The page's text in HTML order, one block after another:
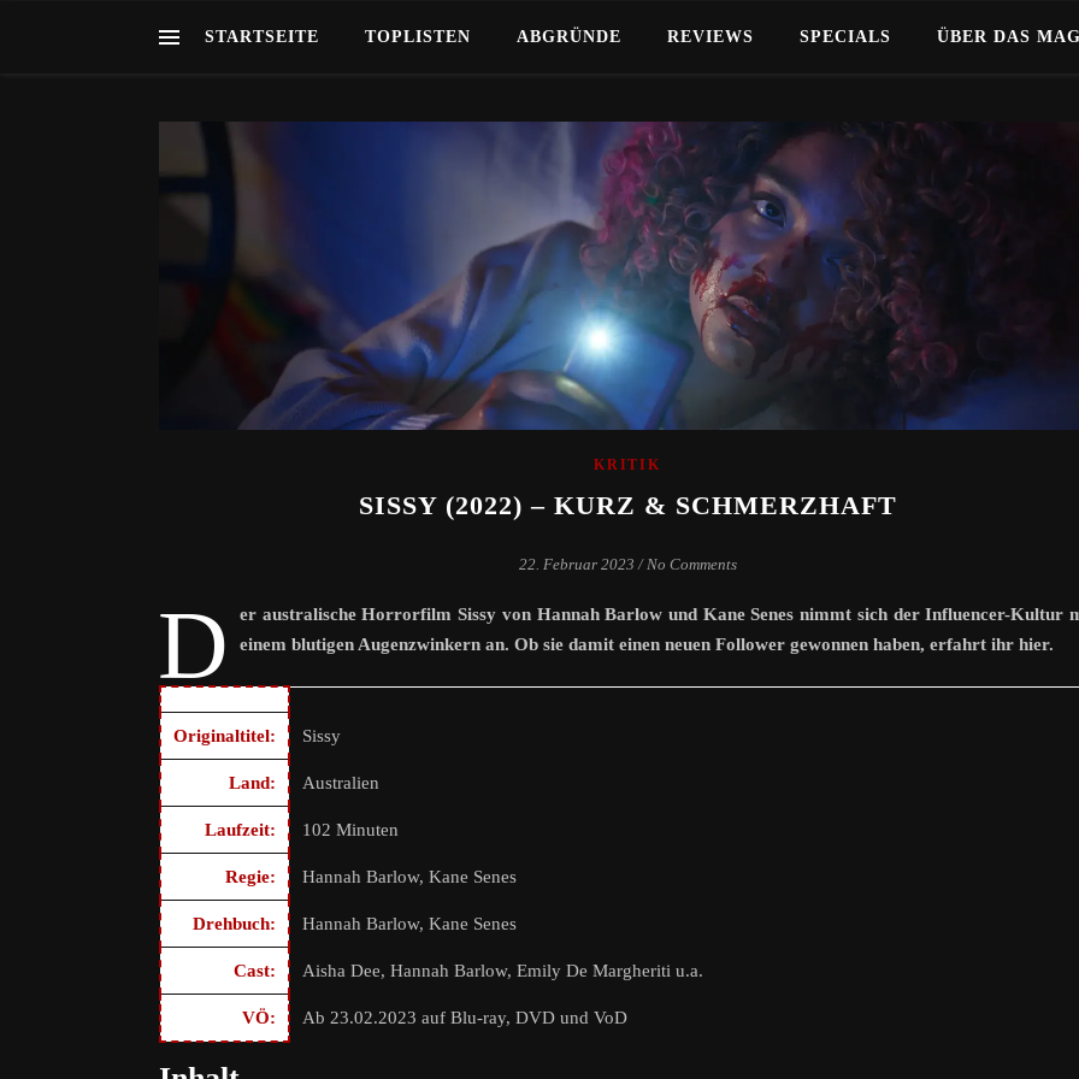
STARTSEITE TOPLISTEN ABGRÜNDE REVIEWS SPECIALS ÜBER DAS
KRITIK
SISSY (2022) – KURZ & SCHMERZHAFT
22. Februar 2023 / No Comments
D
er australische Horrorfilm Sissy von Hannah Barlow und Kane Senes nimmt sich der Influencer-Kultur
einem blutigen Augenzwinkern an. Ob sie damit einen neuen Follower gewonnen haben, erfahrt ihr hier.
Originaltitel: Sissy
Land: Australien
Laufzeit: 102 Minuten
Regie: Hannah Barlow, Kane Senes
Drehbuch: Hannah Barlow, Kane Senes
Cast: Aisha Dee, Hannah Barlow, Emily De Margheriti u.a.
VÖ: Ab 23.02.2023 auf Blu-ray, DVD und VoD